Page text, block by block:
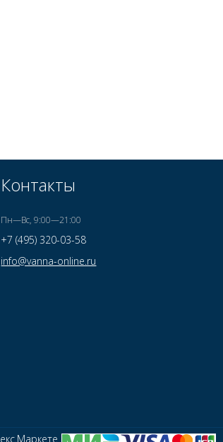
Контакты
Пн—Вс, 9:00—21:00
+7 (495) 320-03-58
info@vanna-online.ru